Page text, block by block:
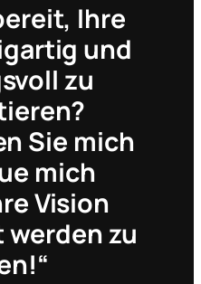
Ihre
und
zu
Sie mich
mich
Vision
zu